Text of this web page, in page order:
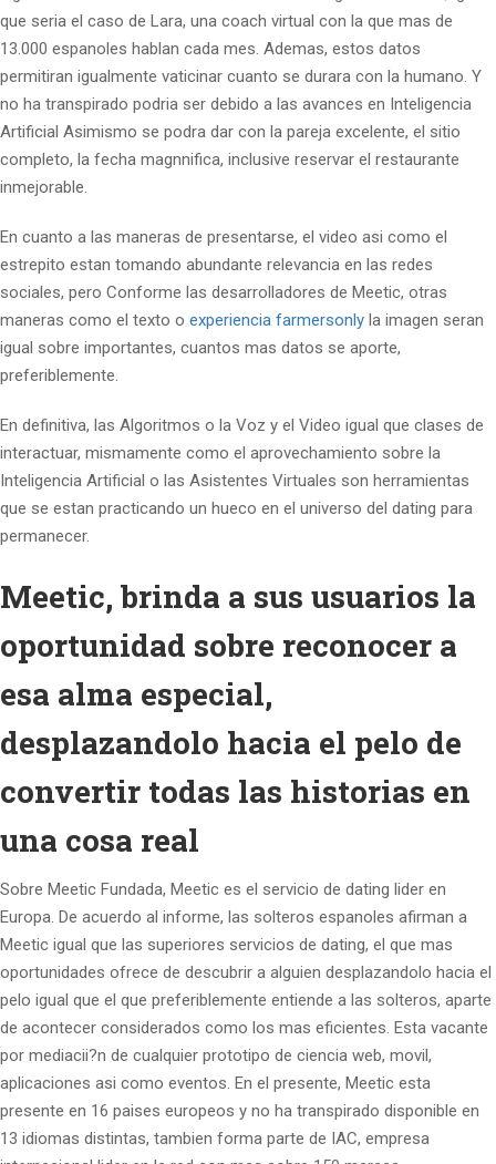
que seri­a el caso de Lara, una coach virtual con la que mas de
13.000 espanoles hablan cada mes. Ademas, estos datos
permitiran igualmente vaticinar cuanto se durara con la humano. Y
no ha transpirado podri­a ser debido a las avances en Inteligencia
Artificial Asimismo se podra dar con la pareja excelente, el sitio
completo, la fecha magnnifica, inclusive reservar el restaurante
inmejorable.
En cuanto a las maneras de presentarse, el video asi­ como el
estrepito estan tomando abundante relevancia en las redes
sociales, pero Conforme las desarrolladores de Meetic, otras
maneras como el texto o experiencia farmersonly la imagen seran
igual sobre importantes, cuantos mas datos se aporte,
preferiblemente.
En definitiva, las Algoritmos o la Voz y el Video igual que clases de
interactuar, mismamente como el aprovechamiento sobre la
Inteligencia Artificial o las Asistentes Virtuales son herramientas
que se estan practicando un hueco en el universo del dating para
permanecer.
Meetic, brinda a sus usuarios la
oportunidad sobre reconocer a
esa alma especial,
desplazandolo hacia el pelo de
convertir todas las historias en
una cosa real
Sobre Meetic Fundada, Meetic es el servicio de dating lider en
Europa. De acuerdo al informe, las solteros espanoles afirman a
Meetic igual que las superiores servicios de dating, el que mas
oportunidades ofrece de descubrir a alguien desplazandolo hacia el
pelo igual que el que preferiblemente entiende a las solteros, aparte
de acontecer considerados como los mas eficientes. Esta vacante
por mediacii?n de cualquier prototipo de ciencia web, movil,
aplicaciones asi­ como eventos. En el presente, Meetic esta
presente en 16 paises europeos y no ha transpirado disponible en
13 idiomas distintas, tambien forma parte de IAC, empresa